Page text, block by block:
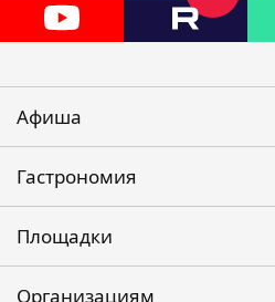
Афиша
Гастрономия
Площадки
Организациям